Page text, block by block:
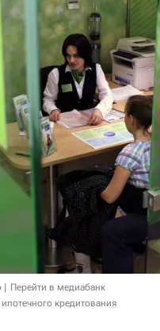
Перейти в медиабанк
кредитования